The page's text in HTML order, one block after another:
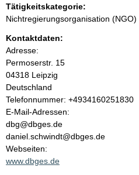
i
n
h
a
l
t
Tätigkeitskategorie:
Nichtregierungsorganisation (NGO)
Kontaktdaten:
Adresse:
Permoserstr. 15
04318 Leipzig
Deutschland
K
o
n
t
a
k
Telefonnummer: +4934160251830
E-Mail-Adressen:
dbg@dbges.de
daniel.schwindt@dbges.de
Webseiten:
www.dbges.de